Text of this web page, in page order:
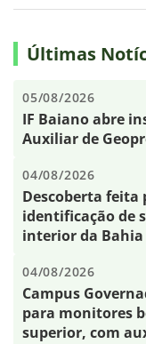
Últimas
05/08/2026
IF Baiano abre
Auxiliar de
04/08/2026
Descoberta feita
identificação de
interior da Bahia
04/08/2026
Campus
para monitores
superior, com